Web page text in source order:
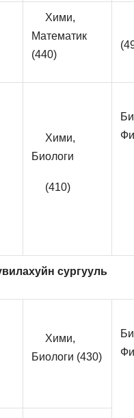
Хими,
Математик
(440)
Хими,
Биологи
(410)
сургууль
Хими,
Биологи (430)